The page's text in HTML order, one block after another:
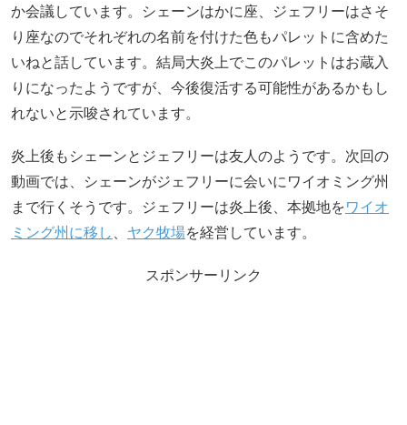
か会議しています。シェーンはかに座、ジェフリーはさそ
り座なのでそれぞれの名前を付けた色もパレットに含めた
いねと話しています。結局大炎上でこのパレットはお蔵入
りになったようですが、今後復活する可能性があるかもし
れないと示唆されています。
炎上後もシェーンとジェフリーは友人のようです。次回の
動画では、シェーンがジェフリーに会いにワイオミング州
まで行くそうです。ジェフリーは炎上後、本拠地をワイオ
ミング州に移し
ヤク牧場を経営しています。
スポンサーリンク